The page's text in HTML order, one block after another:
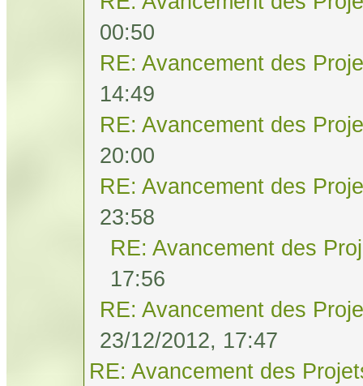
00:50
RE: Avancement des
14:49
RE: Avancement des
20:00
RE: Avancement des
23:58
RE: Avancement des
17:56
RE: Avancement des
23/12/2012, 17:47
RE: Avancement des